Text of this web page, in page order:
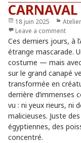
Publié
le
18 juin 2025
Leave a comment
Ces derniers jours, à
étrange mascarade.
costume — mais
sur le grand canapé
transformée en
derrière d’immenses
vu : ni yeux rieurs, ni
malicieuses. Juste
égyptiennes, des
concentré.